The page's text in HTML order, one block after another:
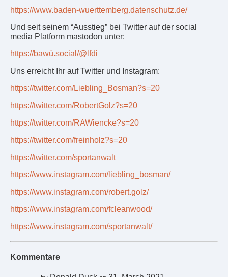
https://www.baden-wuerttemberg.datenschutz.de/
Und seit seinem “Ausstieg” bei Twitter auf der social
media Platform mastodon unter:
https://bawü.social/@lfdi
Uns erreicht Ihr auf Twitter und Instagram:
https://twitter.com/Liebling_Bosman?s=20
https://twitter.com/RobertGolz?s=20
https://twitter.com/RAWiencke?s=20
https://twitter.com/freinholz?s=20
https://twitter.com/sportanwalt
https://www.instagram.com/liebling_bosman/
https://www.instagram.com/robert.golz/
https://www.instagram.com/fcleanwood/
https://www.instagram.com/sportanwalt/
Kommentare